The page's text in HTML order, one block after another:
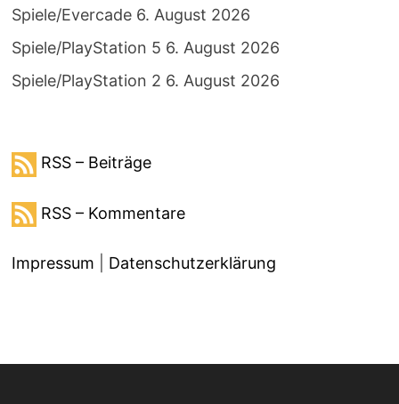
Spiele/Evercade 6. August 2026
Spiele/PlayStation 5 6. August 2026
Spiele/PlayStation 2 6. August 2026
RSS – Beiträge
RSS – Kommentare
Impressum Datenschutzerklärung